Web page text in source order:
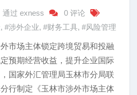
通过 exness
0 评论
, #涉外企业, #财务工具, #风险管理
市场主体锁定跨境贸易和投融
预期经营收益，提升企业国际
国家外汇管理局玉林市分局联
行制定《玉林市涉外市场主体